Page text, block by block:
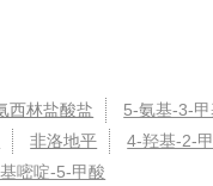
西林盐酸盐
5-氨基-3-
非洛地平 4-羟基-2-
嘧啶-5-甲酸